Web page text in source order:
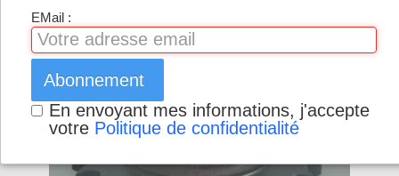
EMail :
Abonnement
En envoyant mes informations, j'accepte
votre Politique de confidentialité